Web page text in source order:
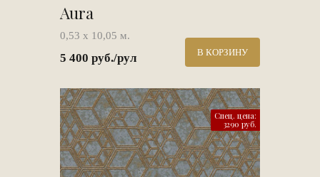
Aura
0,53 х 10,05 м.
5 400 руб./рул В КОРЗИНУ
Спец. цена:
3290 руб.